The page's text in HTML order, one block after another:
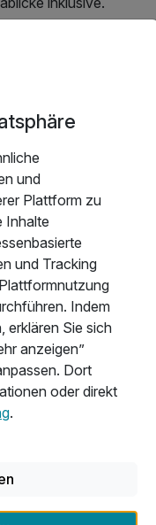
und
Plattform zu
Inhalte
und Tracking
Indem
erklären Sie sich
anzeigen”
Dort
oder direkt
.